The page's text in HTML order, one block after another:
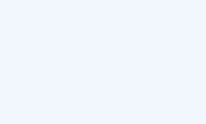
onlarca eğitim seni bekliyor!